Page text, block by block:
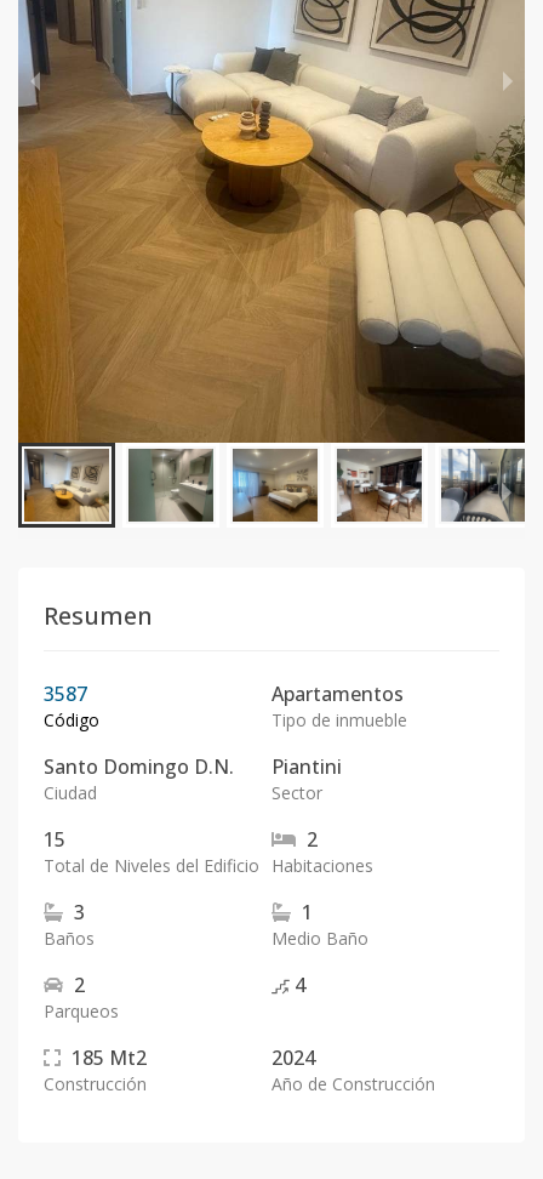
Resumen
3587
Código
Apartamentos
Tipo de inmueble
Santo Domingo D.N.
Ciudad
Piantini
Sector
15
Total de Niveles del Edificio
2
Habitaciones
3
Baños
1
Medio Baño
2
Parqueos
4
185 Mt2
Construcción
2024
Año de Construcción